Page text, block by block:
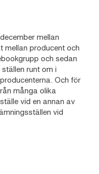
mellan
mellan producent och
och sedan
runt om i
Och för
många olika
vid en annan av
vid